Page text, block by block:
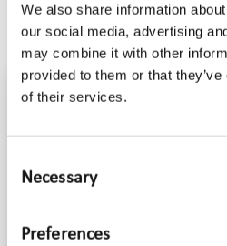
We also share information
our social media, advertising
may combine it with other
provided to them or that
of their services.
Selection
Necessary
Preferences
Meer informatie
Geschiedenis
Wereldoorlog is Media